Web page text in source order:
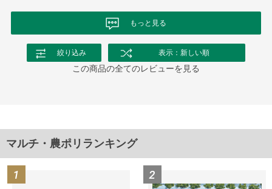
もっと見る
絞り込み 表示：新しい順
この商品の全てのレビューを見る
マルチ・農ポリランキング